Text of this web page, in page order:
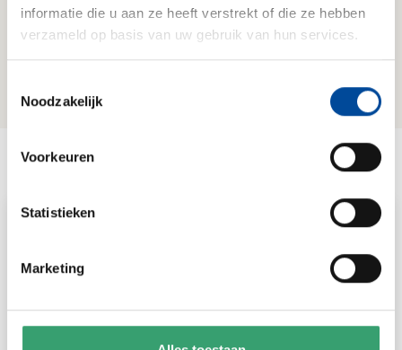
informatie die u aan ze heeft verstrekt of die ze hebben
verzameld op basis van uw gebruik van hun services.
Noodzakelijk
Voorkeuren
Statistieken
Marketing
Versturen
Lees ook onze artikelen